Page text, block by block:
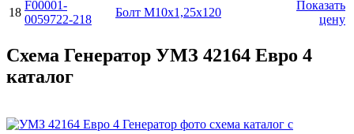
18
F00001-
0059722-218
Болт М10х1,25х120
Показать
цену
Схема Генератор УМЗ 42164 Евро 4
каталог